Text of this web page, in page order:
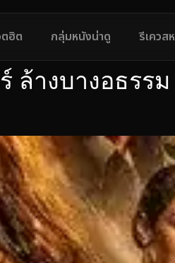
ฮิต กลุ่มหนังน่าดู รีเคว
ล้างบางอธรรม